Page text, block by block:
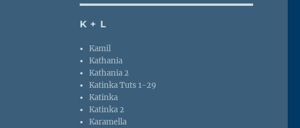
K + L
Kamil
Kathania
Kathania 2
Katinka Tuts 1-29
Katinka
Katinka 2
Karamella